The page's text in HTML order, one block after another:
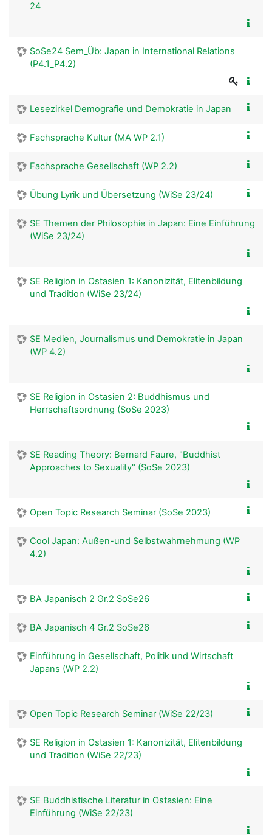
24
SoSe24 Sem_Üb: Japan in International Relations
(P4.1_P4.2)
Lesezirkel Demografie und Demokratie in Japan
Fachsprache Kultur (MA WP 2.1)
Fachsprache Gesellschaft (WP 2.2)
Übung Lyrik und Übersetzung (WiSe 23/24)
SE Themen der Philosophie in Japan: Eine Einführung
(WiSe 23/24)
SE Religion in Ostasien 1: Kanonizität, Elitenbildung
und Tradition (WiSe 23/24)
SE Medien, Journalismus und Demokratie in Japan
(WP 4.2)
SE Religion in Ostasien 2: Buddhismus und
Herrschaftsordnung (SoSe 2023)
SE Reading Theory: Bernard Faure, "Buddhist
Approaches to Sexuality" (SoSe 2023)
Open Topic Research Seminar (SoSe 2023)
Cool Japan: Außen-und Selbstwahrnehmung (WP
4.2)
BA Japanisch 2 Gr.2 SoSe26
BA Japanisch 4 Gr.2 SoSe26
Einführung in Gesellschaft, Politik und Wirtschaft
Japans (WP 2.2)
Open Topic Research Seminar (WiSe 22/23)
SE Religion in Ostasien 1: Kanonizität, Elitenbildung
und Tradition (WiSe 22/23)
SE Buddhistische Literatur in Ostasien: Eine
Einführung (WiSe 22/23)